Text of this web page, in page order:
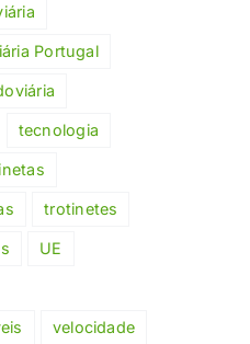
Portugal
tecnologia
trotinetes
UE
velocidade